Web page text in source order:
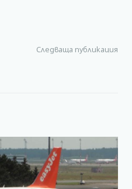
Следваща публикация